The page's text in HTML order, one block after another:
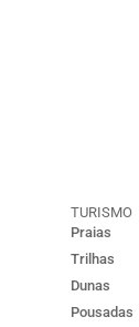
TURISMO
Praias
Trilhas
Dunas
Pousadas